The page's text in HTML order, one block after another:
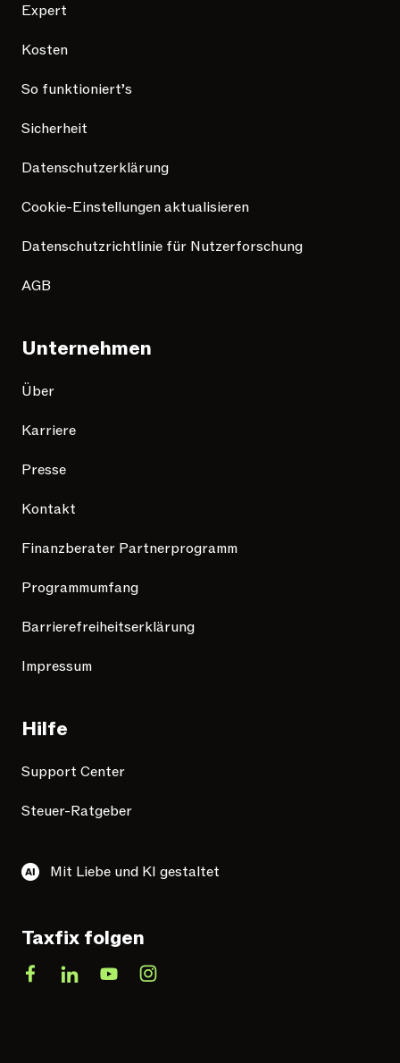
Expert
Kosten
So funktioniert’s
Sicherheit
Datenschutzerklärung
Cookie-Einstellungen aktualisieren
Datenschutzrichtlinie für Nutzerforschung
AGB
Unternehmen
Über
Karriere
Presse
Kontakt
Finanzberater Partnerprogramm
Programmumfang
Barrierefreiheitserklärung
Impressum
Hilfe
Support Center
Steuer-Ratgeber
Mit Liebe und KI gestaltet
Taxfix folgen